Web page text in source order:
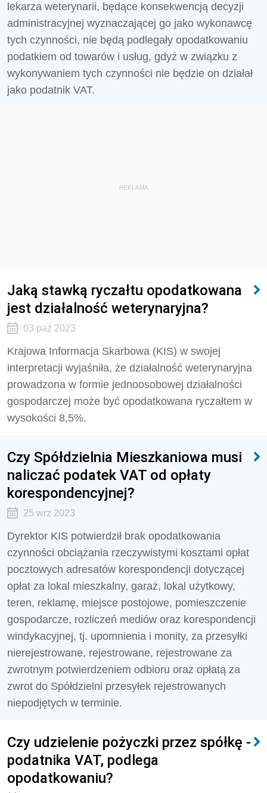
lekarza weterynarii, będące konsekwencją decyzji
administracyjnej wyznaczającej go jako wykonawcę
tych czynności, nie będą podlegały opodatkowaniu
podatkiem od towarów i usług, gdyż w związku z
wykonywaniem tych czynności nie będzie on działał
jako podatnik VAT.
REKLAMA
Jaką stawką ryczałtu opodatkowana
jest działalność weterynaryjna?
03 paź 2023
Krajowa Informacja Skarbowa (KIS) w swojej
interpretacji wyjaśniła, że działalność weterynaryjna
prowadzona w formie jednoosobowej działalności
gospodarczej może być opodatkowana ryczałtem w
wysokości 8,5%.
Czy Spółdzielnia Mieszkaniowa musi
naliczać podatek VAT od opłaty
korespondencyjnej?
25 wrz 2023
Dyrektor KIS potwierdził brak opodatkowania
czynności obciążania rzeczywistymi kosztami opłat
pocztowych adresatów korespondencji dotyczącej
opłat za lokal mieszkalny, garaż, lokal użytkowy,
teren, reklamę, miejsce postojowe, pomieszczenie
gospodarcze, rozliczeń mediów oraz korespondencji
windykacyjnej, tj. upomnienia i monity, za przesyłki
nierejestrowane, rejestrowane, rejestrowane za
zwrotnym potwierdzeniem odbioru oraz opłatą za
zwrot do Spółdzielni przesyłek rejestrowanych
niepodjętych w terminie.
Czy udzielenie pożyczki przez spółkę -
podatnika VAT, podlega
opodatkowaniu?